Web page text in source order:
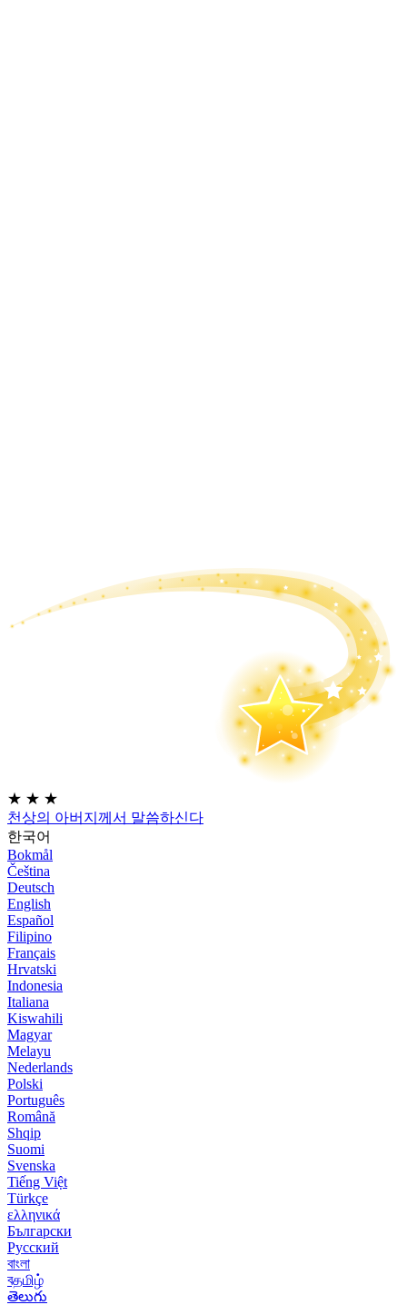
★ ★ ★
천상의 아버지께서 말씀하신다
한국어
Bokmål
Čeština
Deutsch
English
Español
Filipino
Français
Hrvatski
Indonesia
Italiana
Kiswahili
Magyar
Melayu
Nederlands
Polski
Português
Română
Shqip
Suomi
Svenska
Tiếng Việt
Türkçe
ελληνικά
Български
Русский
বাংলা
বதமிழ்
తెలుగు